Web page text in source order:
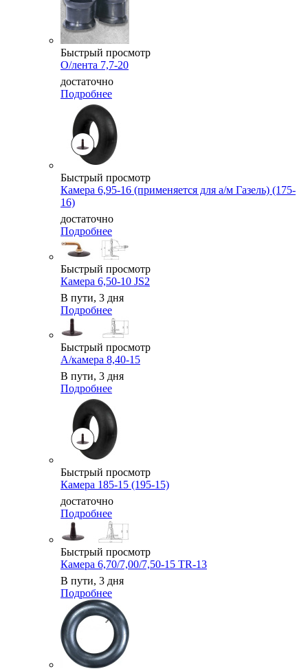
Быстрый просмотр
О/лента 7,7-20
достаточно
Подробнее
Быстрый просмотр
Камера 6,95-16 (применяется для а/м Газель) (175-
16)
достаточно
Подробнее
Быстрый просмотр
Камера 6,50-10 JS2
В пути, 3 дня
Подробнее
Быстрый просмотр
А/камера 8,40-15
В пути, 3 дня
Подробнее
Быстрый просмотр
Камера 185-15 (195-15)
достаточно
Подробнее
Быстрый просмотр
Камера 6,70/7,00/7,50-15 TR-13
В пути, 3 дня
Подробнее